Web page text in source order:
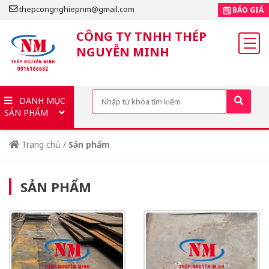
thepcongnghiepnm@gmail.com BÁO GIÁ
CÔNG TY TNHH THÉP
NGUYỄN MINH
DANH MỤC
SẢN PHẨM
Trang chủ / Sản phẩm
SẢN PHẨM